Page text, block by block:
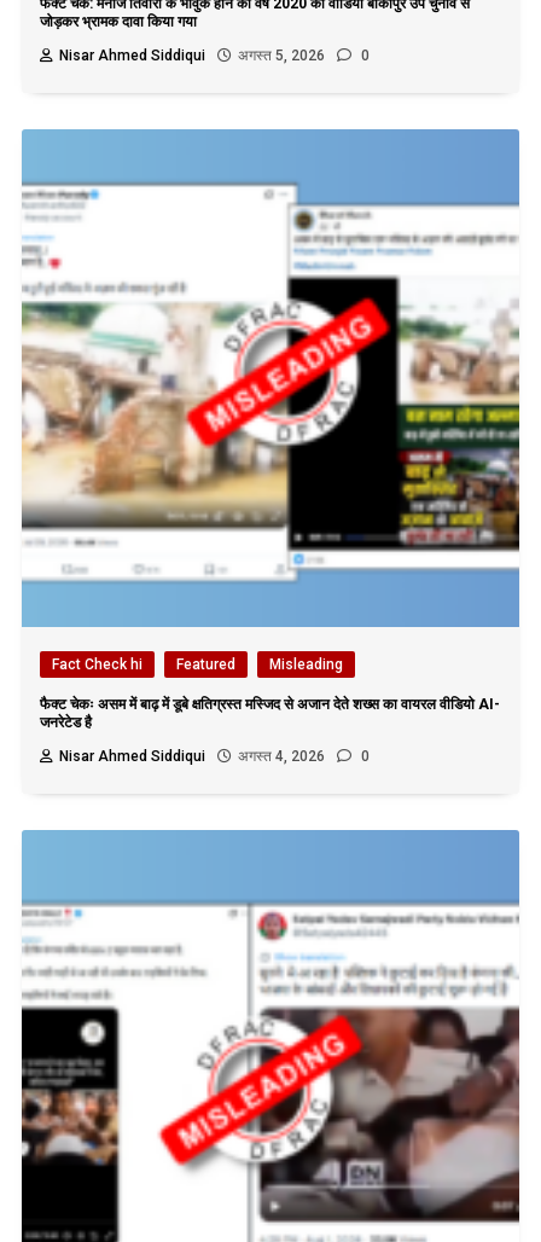
फैक्ट चेक: मनोज तिवारी के भावुक होने का वर्ष 2020 का वीडियो बांकीपुर उप चुनाव से
जोड़कर भ्रामक दावा किया गया
Nisar Ahmed Siddiqui
अगस्त 5, 2026 0
Fact Check hi Featured Misleading
फैक्ट चेकः असम में बाढ़ में डूबे क्षतिग्रस्त मस्जिद से अजान देते शख्स का वायरल वीडियो AI-
जनरेटेड है
Nisar Ahmed Siddiqui
अगस्त 4, 2026 0